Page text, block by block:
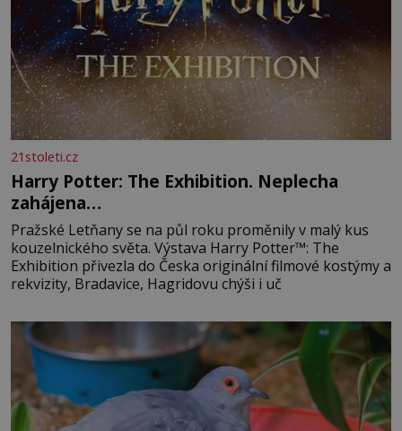
21stoleti.cz
Harry Potter: The Exhibition. Neplecha
zahájena…
Pražské Letňany se na půl roku proměnily v malý kus
kouzelnického světa. Výstava Harry Potter™: The
Exhibition přivezla do Česka originální filmové kostýmy a
rekvizity, Bradavice, Hagridovu chýši i uč